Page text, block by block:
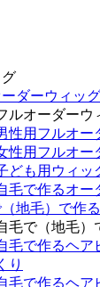
ダーウィッグ
ルオーダーウ
性用フルオー
性用フルオー
ども用ウィッ
毛で作るオー
（地毛）で作
毛で（地毛
毛で作るヘ
り
毛で作るヘ